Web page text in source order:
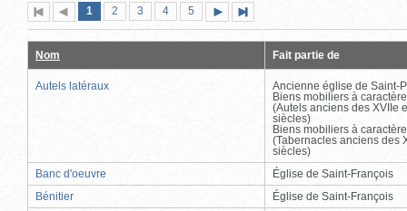
Première
page
Page
précédente
Page
1 (page
actuelle)
Page
2 Page
3 Page
4 Page
5
suivante
page
Nom Fait partie de
Autels latéraux
Ancienne église de Saint-
Biens mobiliers à
(Autels anciens des XVIIe
siècles)
Biens mobiliers à
(Tabernacles anciens des
siècles)
Banc d'oeuvre
Église de Saint-François
Bénitier
Église de Saint-François